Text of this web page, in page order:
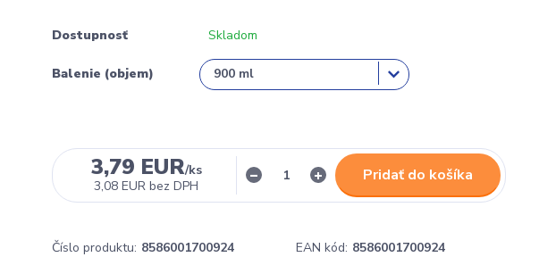
Dostupnosť Skladom
Balenie (objem)
3,79 EUR/ks
3,08 EUR bez DPH
Pridať do košíka
Číslo produktu: 8586001700924 EAN kód: 8586001700924